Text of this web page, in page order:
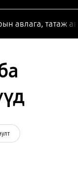
авлага, татаж